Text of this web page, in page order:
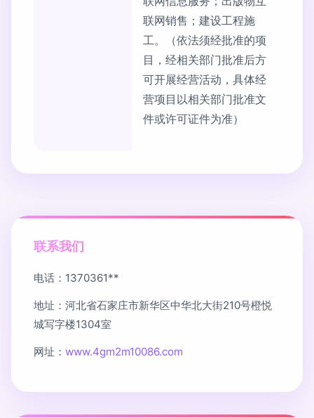
联网销售；建设工程施
工。（依法须经批准的项
目，经相关部门批准后方
可开展经营活动，具体经
营项目以相关部门批准文
件或许可证件为准）
联系我们
电话：1370361**
地址：河北省石家庄市新华区中华北大街210号橙悦
城写字楼1304室
网址： www.4gm2m10086.com